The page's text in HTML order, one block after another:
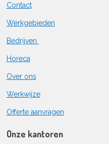
Contact
Werkgebieden
Bedrijven
Horeca
Over ons
Werkwijze
Offerte aanvragen
Onze kantoren